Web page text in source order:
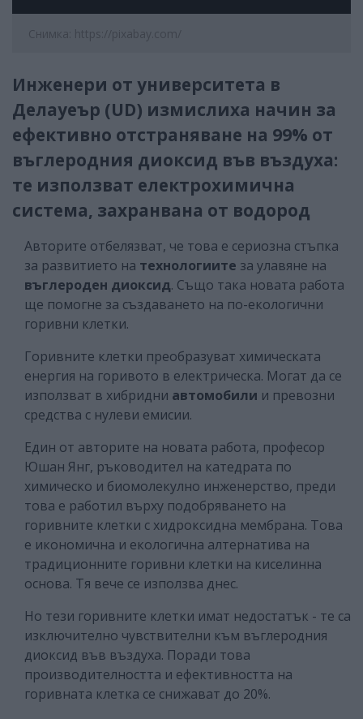
Снимка: https://pixabay.com/
Инженери от университета в
Делауеър (UD) измислиха начин за
ефективно отстраняване на 99% от
въглеродния диоксид във въздуха:
те използват електрохимична
система, захранвана от водород
Авторите отбелязват, че това е сериозна стъпка
за развитието на технологиите за улавяне на
въглероден диоксид. Също така новата работа
ще помогне за създаването на по-екологични
горивни клетки.
Горивните клетки преобразуват химическата
енергия на горивото в електрическа. Могат да се
използват в хибридни автомобили и превозни
средства с нулеви емисии.
Един от авторите на новата работа, професор
Юшан Янг, ръководител на катедрата по
химическо и биомолекулно инженерство, преди
това е работил върху подобряването на
горивните клетки с хидроксидна мембрана. Това
е икономична и екологична алтернатива на
традиционните горивни клетки на киселинна
основа. Тя вече се използва днес.
Но тези горивните клетки имат недостатък - те са
изключително чувствителни към въглеродния
диоксид във въздуха. Поради това
производителността и ефективността на
горивната клетка се снижават до 20%.